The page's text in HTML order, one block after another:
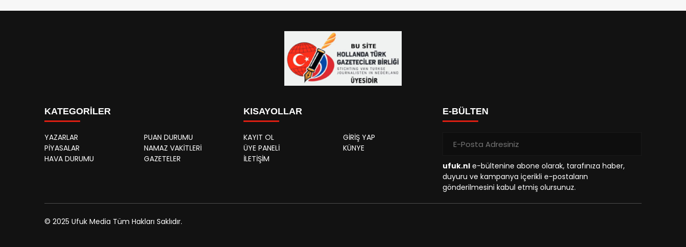
KATEGORİLER
YAZARLAR
PUAN DURUMU
PİYASALAR
NAMAZ VAKİTLERİ
HAVA DURUMU
GAZETELER
KISAYOLLAR
KAYIT OL
GİRİŞ YAP
ÜYE PANELİ
KÜNYE
İLETİŞİM
E-BÜLTEN
ufuk.nl e-bültenine abone olarak, tarafınıza haber,
duyuru ve kampanya içerikli e-postaların
gönderilmesini kabul etmiş olursunuz.
© 2025 Ufuk Media Tüm Hakları Saklıdır.